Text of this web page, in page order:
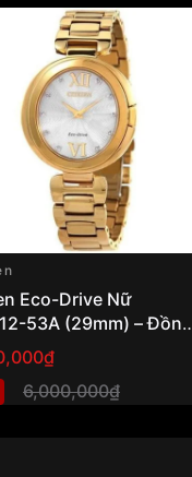
Eco-Drive Nữ
53A (29mm) – Đồng
năng lượng ánh sáng,
kế thanh lịch hiện đại
6,000,000₫